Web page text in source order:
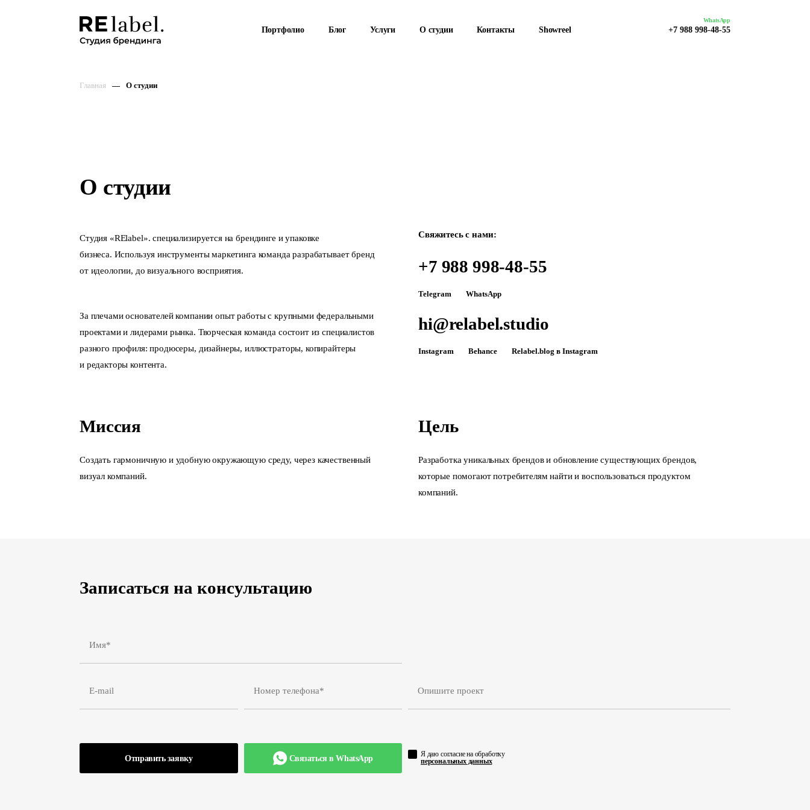
Портфолио Блог Услуги О студии Контакты Showreel
WhatsApp
+7 988 998-48-55
Главная О студии
О студии
Студия «RElabel». специализируется на брендинге и упаковке
бизнеса. Используя инструменты маркетинга команда разрабатывает бренд
от идеологии, до визуального восприятия.
За плечами основателей компании опыт работы с крупными федеральными
проектами и лидерами рынка. Творческая команда состоит из специалистов
разного профиля: продюсеры, дизайнеры, иллюстраторы, копирайтеры
и редакторы контента.
Свяжитесь с нами:
+7 988 998-48-55
Telegram WhatsApp
hi@relabel.studio
Instagram Behance Relabel.blog в Instagram
Миссия
Создать гармоничную и удобную окружающую среду, через качественный
визуал компаний.
Цель
Разработка уникальных брендов и обновление существующих брендов,
которые помогают потребителям найти и воспользоваться продуктом
компаний.
Записаться на консультацию
Отправить заявку Связаться в WhatsApp
Я даю согласие на обработку
персональных данных